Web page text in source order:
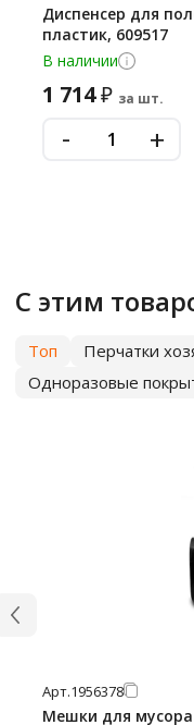
Диспенсер для
пластик, 609517
В наличии
1 714₽ за шт.
- +
С этим
Топ Перчатки
Одноразовые
Арт.1956378
Мешки для